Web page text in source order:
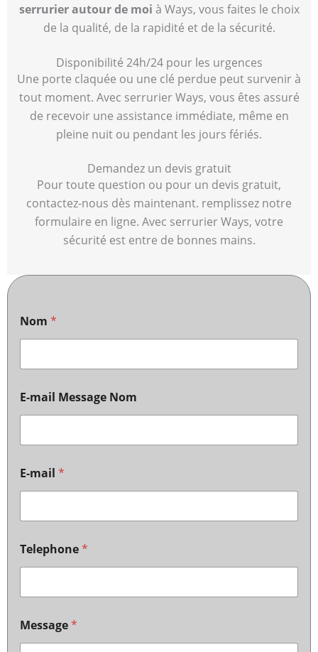
serrurier autour de moi à Ways, vous faites le choix
de la qualité, de la rapidité et de la sécurité.
Disponibilité 24h/24 pour les urgences
Une porte claquée ou une clé perdue peut survenir à
tout moment. Avec serrurier Ways, vous êtes assuré
de recevoir une assistance immédiate, même en
pleine nuit ou pendant les jours fériés.
Demandez un devis gratuit
Pour toute question ou pour un devis gratuit,
contactez-nous dès maintenant. remplissez notre
formulaire en ligne. Avec serrurier Ways, votre
sécurité est entre de bonnes mains.
Nom *
E-mail Message Nom
E-mail *
Telephone*
Message*